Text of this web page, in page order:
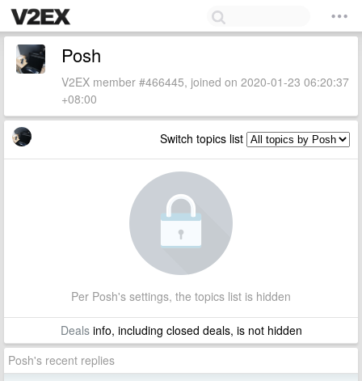
Posh
V2EX member #466445, joined on 2020-01-23 06:20:37
+08:00
Switch topics list
Per Posh's settings, the topics list is hidden
Dealsinfo, including closed deals, is not hidden
Posh's recent replies